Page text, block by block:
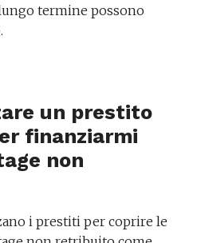
termine possono
un prestito
finanziarmi
non
i prestiti per coprire le